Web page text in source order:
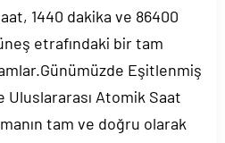
1440 dakika ve 86400
etrafındaki bir tam
Eşitlenmiş
Uluslararası Atomik Saat
tam ve doğru olarak